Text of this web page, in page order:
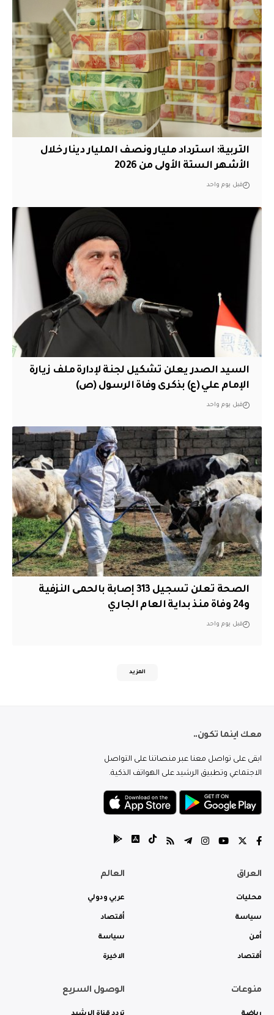
التربية: استرداد مليار ونصف المليار دينار خلال
الأشهر الستة الأولى من 2026
قبل يوم واحد
السيد الصدر يعلن تشكيل لجنة لإدارة ملف زيارة
الإمام علي (ع) بذكرى وفاة الرسول (ص)
قبل يوم واحد
الصحة تعلن تسجيل 313 إصابة بالحمى النزفية
و24 وفاة منذ بداية العام الجاري
قبل يوم واحد
المزيد
معك اينما تكون..
ابقى على تواصل معنا عبر منصاتنا على التواصل
الاجتماعي وتطبيق الرشيد على الهواتف الذكية.
العراق
محليات
سياسة
أمن
أقتصاد
العالم
عربي ودولي
أقتصاد
سياسة
الاخيرة
منوعات الوصول السريع